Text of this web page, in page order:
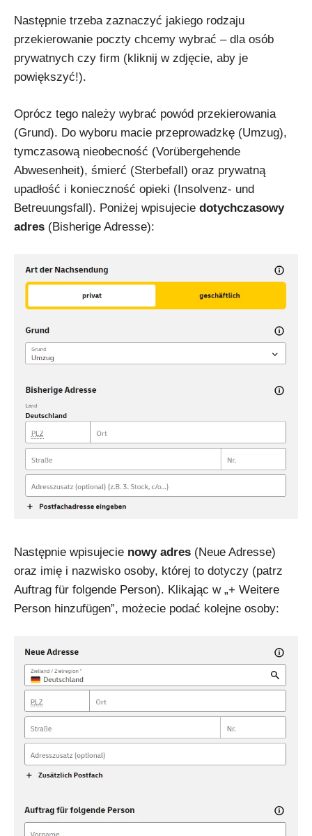
Następnie trzeba zaznaczyć jakiego rodzaju
przekierowanie poczty chcemy wybrać – dla osób
prywatnych czy firm (kliknij w zdjęcie, aby je
powiększyć!).
Oprócz tego należy wybrać powód przekierowania
(Grund). Do wyboru macie przeprowadzkę (Umzug),
tymczasową nieobecność (Vorübergehende
Abwesenheit), śmierć (Sterbefall) oraz prywatną
upadłość i konieczność opieki (Insolvenz- und
Betreuungsfall). Poniżej wpisujecie dotychczasowy
adres (Bisherige Adresse):
Następnie wpisujecie nowy adres (Neue Adresse)
oraz imię i nazwisko osoby, której to dotyczy (patrz
Auftrag für folgende Person). Klikając w „+ Weitere
Person hinzufügen”, możecie podać kolejne osoby: